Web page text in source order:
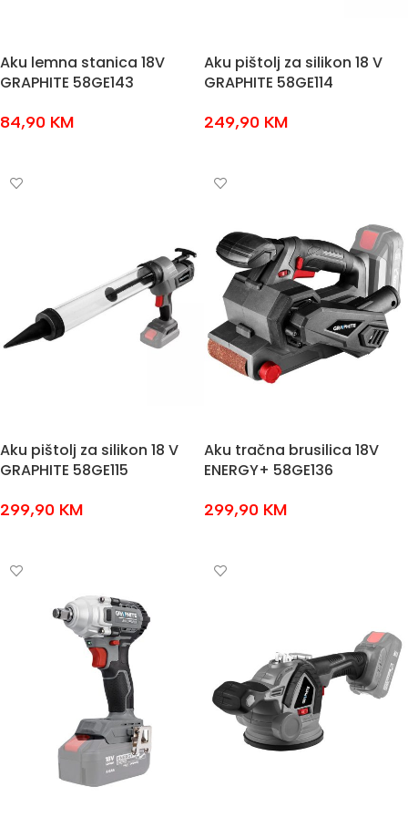
Aku lemna stanica 18V
GRAPHITE 58GE143
84,90 KM
Aku pištolj za silikon 18 V
GRAPHITE 58GE114
249,90 KM
Aku pištolj za silikon 18 V
GRAPHITE 58GE115
299,90 KM
Aku tračna brusilica 18V
ENERGY+ 58GE136
299,90 KM